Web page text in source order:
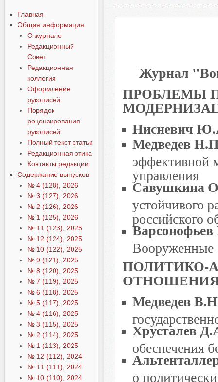
Главная
Общая информация
О журнале
Редакционный
Совет
Редакционная
коллегия
Оформление
рукописей
Порядок
рецензирования
рукописей
Полный текст статьи
Редакционная этика
Контакты редакции
Содержание выпусков
№ 4 (128), 2026
№ 3 (127), 2026
№ 2 (126), 2026
№ 1 (125), 2026
№ 11 (123), 2025
№ 12 (124), 2025
№ 10 (122), 2025
№ 9 (121), 2025
№ 8 (120), 2025
№ 7 (119), 2025
№ 6 (118), 2025
№ 5 (117), 2025
№ 4 (116), 2025
№ 3 (115), 2025
№ 2 (114), 2025
№ 1 (113), 2025
№ 12 (112), 2024
№ 11 (111), 2024
№ 10 (110), 2024
Журнал
ПРОБЛЕМЫ
Нисневич
Медведев
эффективной
управления
Савушкина
устойчивого
российского
Вооруженные
ПОЛИТИКО-
Медведев
Хрусталев
обеспечения
о